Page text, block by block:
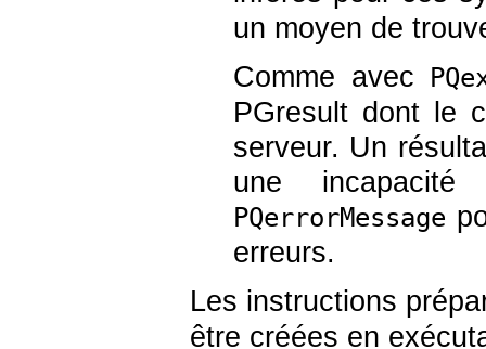
un moyen de
Comme avec
PGresult dont le
serveur. Un
une
PQerrorMessage
erreurs.
Les instructions
être créées en